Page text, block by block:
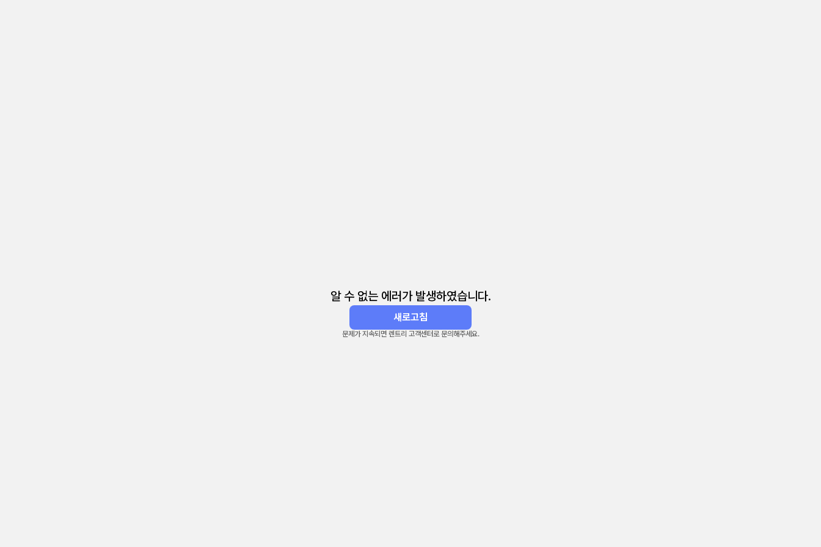
알 수 없는 에러가 발생하였습니다.
새로고침
문제가 지속되면 렌트리 고객센터로 문의해주세요.